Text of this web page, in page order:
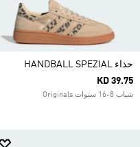
حذاء HANDBALL SPEZIAL
KD 39.75
شباب 8-16 سنوات Originals